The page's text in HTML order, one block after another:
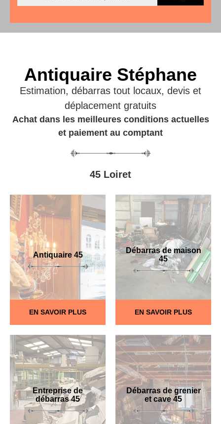
Antiquaire Stéphane
Estimation, débarras tout locaux, devis et
déplacement gratuits
Achat dans les meilleures conditions actuelles
et paiement au comptant
45 Loiret
Antiquaire 45
EN SAVOIR PLUS
Débarras de maison
45
EN SAVOIR PLUS
Entreprise de
débarras 45
Débarras de grenier
et cave 45